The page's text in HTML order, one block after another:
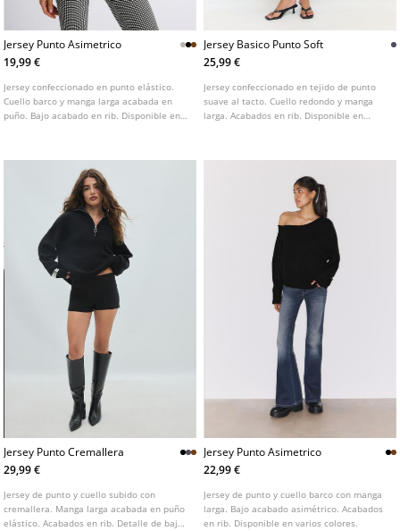
Jersey Punto Asimetrico
19,99 €
Jersey confeccionado en punto elástico.
Cuello barco y manga larga acabada en
puño. Bajo acabado en rib. Disponible en
Jersey Basico Punto Soft
25,99 €
Jersey confeccionado en tejido de punto
suave al tacto. Cuello redondo y manga
larga. Acabados en rib. Disponible en
Jersey Punto Cremallera
29,99 €
Jersey de punto y cuello subido con
cremallera. Manga larga acabada en puño
elástico. Acabados en rib. Detalle de bajo
Jersey Punto Asimetrico
22,99 €
Jersey de punto y cuello barco con manga
larga. Bajo acabado asimétrico. Acabados
en rib. Disponible en varios colores.